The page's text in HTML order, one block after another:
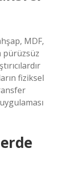
MDF,
pürüzsüz
fiziksel